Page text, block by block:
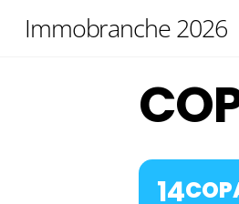
Immobranche 2026
14